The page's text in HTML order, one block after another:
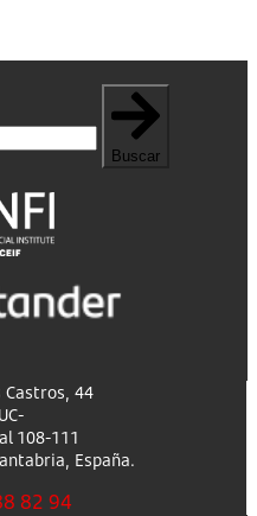
Buscar
Castros, 44
108-111
España.
82 94